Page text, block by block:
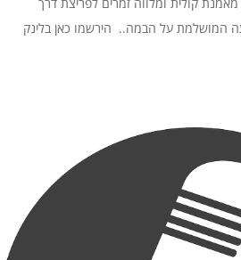
המושלמת על הבמה.. הירשמו כאן בלינק